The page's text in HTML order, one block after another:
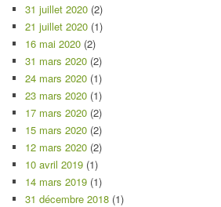
31 juillet 2020 (2)
21 juillet 2020 (1)
16 mai 2020 (2)
31 mars 2020 (2)
24 mars 2020 (1)
23 mars 2020 (1)
17 mars 2020 (2)
15 mars 2020 (2)
12 mars 2020 (2)
10 avril 2019 (1)
14 mars 2019 (1)
31 décembre 2018 (1)